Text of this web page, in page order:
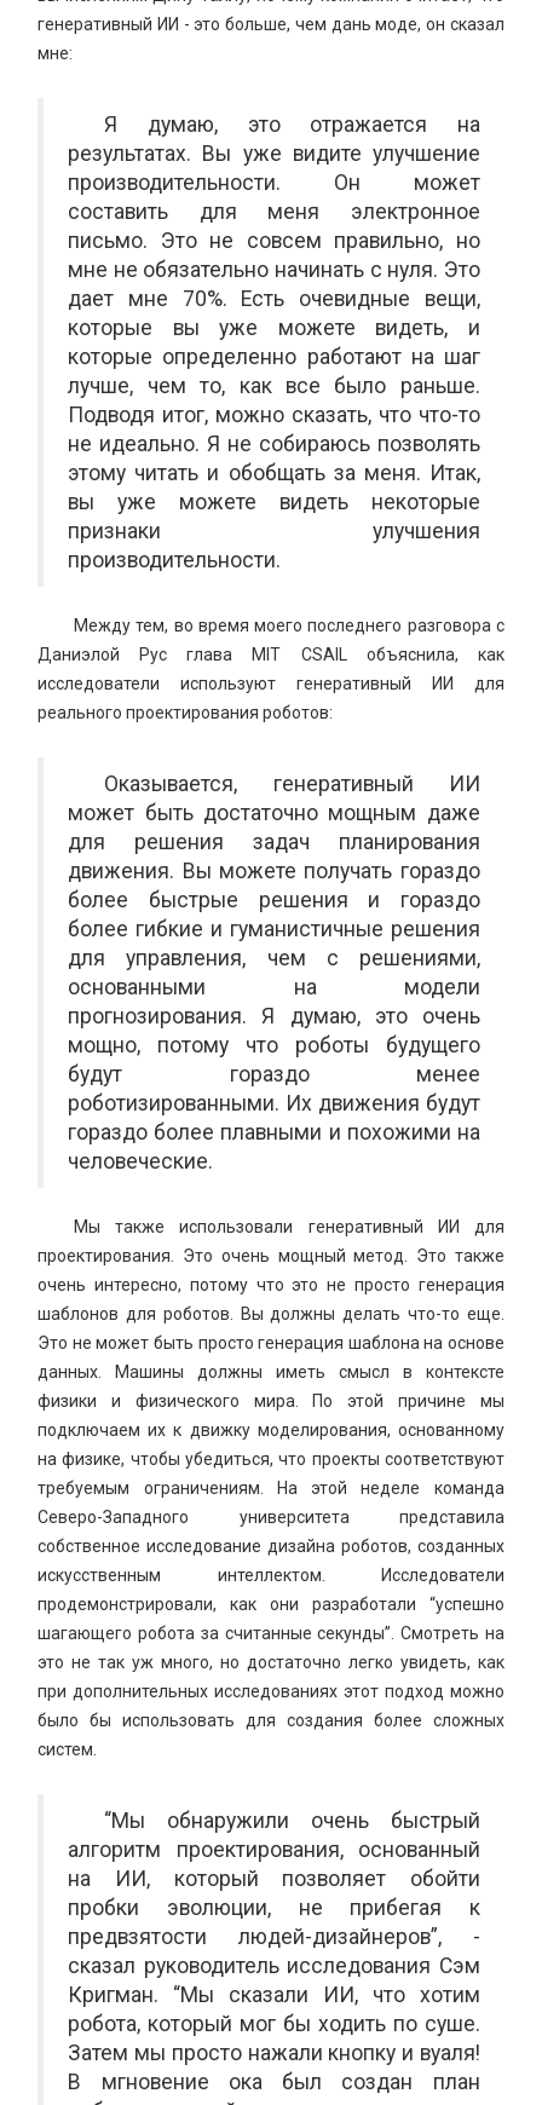
генеративный ИИ - это больше, чем дань моде, он сказал
мне:
Я думаю, это отражается на
результатах. Вы уже видите улучшение
производительности. Он может
составить для меня электронное
письмо. Это не совсем правильно, но
мне не обязательно начинать с нуля. Это
дает мне 70%. Есть очевидные вещи,
которые вы уже можете видеть, и
которые определенно работают на шаг
лучше, чем то, как все было раньше.
Подводя итог, можно сказать, что что-то
не идеально. Я не собираюсь позволять
этому читать и обобщать за меня. Итак,
вы уже можете видеть некоторые
признаки улучшения
производительности.
Между тем, во время моего последнего разговора с
Даниэлой Рус глава MIT CSAIL объяснила, как
исследователи используют генеративный ИИ для
реального проектирования роботов:
Оказывается, генеративный ИИ
может быть достаточно мощным даже
для решения задач планирования
движения. Вы можете получать гораздо
более быстрые решения и гораздо
более гибкие и гуманистичные решения
для управления, чем с решениями,
основанными на модели
прогнозирования. Я думаю, это очень
мощно, потому что роботы будущего
будут гораздо менее
роботизированными. Их движения будут
гораздо более плавными и похожими на
человеческие.
Мы также использовали генеративный ИИ для
проектирования. Это очень мощный метод. Это также
очень интересно, потому что это не просто генерация
шаблонов для роботов. Вы должны делать что-то еще.
Это не может быть просто генерация шаблона на основе
данных. Машины должны иметь смысл в контексте
физики и физического мира. По этой причине мы
подключаем их к движку моделирования, основанному
на физике, чтобы убедиться, что проекты соответствуют
требуемым ограничениям. На этой неделе команда
Северо-Западного университета представила
собственное исследование дизайна роботов, созданных
искусственным интеллектом. Исследователи
продемонстрировали, как они разработали “успешно
шагающего робота за считанные секунды”. Смотреть на
это не так уж много, но достаточно легко увидеть, как
при дополнительных исследованиях этот подход можно
было бы использовать для создания более сложных
систем.
“Мы обнаружили очень быстрый
алгоритм проектирования, основанный
на ИИ, который позволяет обойти
пробки эволюции, не прибегая к
предвзятости людей-дизайнеров”, -
сказал руководитель исследования Сэм
Кригман. “Мы сказали ИИ, что хотим
робота, который мог бы ходить по суше.
Затем мы просто нажали кнопку и вуаля!
В мгновение ока был создан план